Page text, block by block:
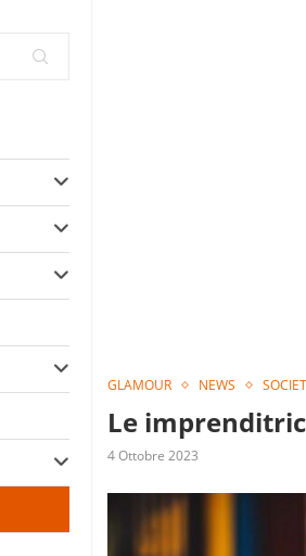
GLAMOUR NEWS
Le
4 Ottobre 2023